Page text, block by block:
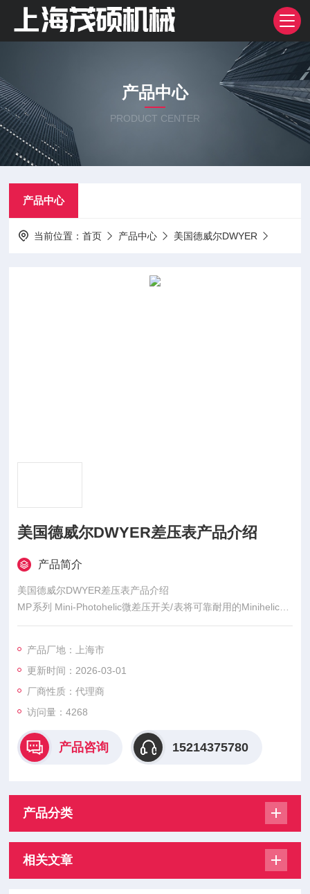
产品中心
PRODUCT CENTER
产品中心
当前位置：首页 产品中心 美国德威尔DWYER
美国德威尔DWYER差压表产品介绍
产品简介
美国德威尔DWYER差压表产品介绍
MP系列 Mini-Photohelic微差压开关/表将可靠耐用的Minihelic® I
I为差压表和和两个单刀双掷的设定开关结合起来，用于监测和控
别独立的。 前面板和背板上都带有开关的状态LED指示灯，开关
的设定点值可通过背板上的按键来调整。这个小尺寸的微差压开
关/表Z适用于通风柜，洁净室，以及除尘
产品厂地：上海市
更新时间：2026-03-01
厂商性质：代理商
访问量：4268
产品咨询 15214375780
产品分类
相关文章